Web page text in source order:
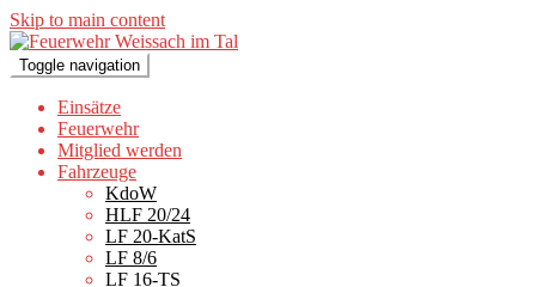
Skip to main content
Toggle navigation
Einsätze
Feuerwehr
Mitglied werden
Fahrzeuge
KdoW
HLF 20/24
LF 20-KatS
LF 8/6
LF 16-TS